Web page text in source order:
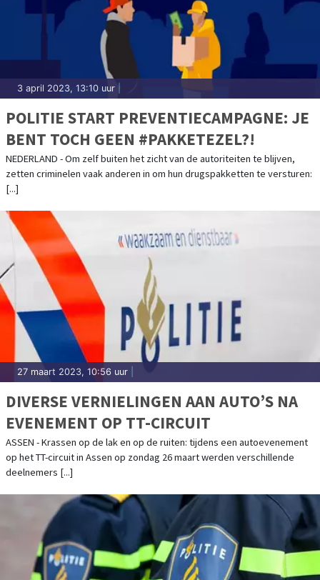
3 april 2023, 13:10 uur
POLITIE START PREVENTIECAMPAGNE: JE
BENT TOCH GEEN #PAKKETEZEL?!
NEDERLAND - Om zelf buiten het zicht van de autoriteiten te blijven,
zetten criminelen vaak anderen in om hun drugspakketten te versturen:
[...]
27 maart 2023, 10:56 uur
DIVERSE VERNIELINGEN AAN AUTO’S NA
EVENEMENT OP TT-CIRCUIT
ASSEN - Krassen op de lak en op de ruiten: tijdens een autoevenement
op het TT-circuit in Assen op zondag 26 maart werden verschillende
deelnemers [...]